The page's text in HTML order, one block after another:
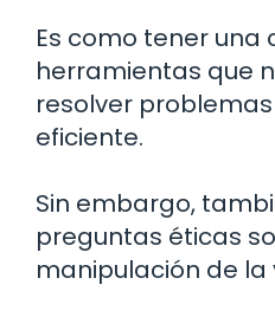
Es como tener una
herramientas que
resolver
eficiente.
Sin embargo,
preguntas éticas
manipulación de la